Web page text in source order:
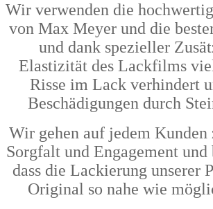
Wir verwenden die
von Max Meyer und die
und dank spezieller
Elastizität des Lackfilms
Risse im Lack verhindert
Beschädigungen durch
Wir gehen auf jedem
Sorgfalt und Engagement und
dass die Lackierung unserer
Original so nahe wie